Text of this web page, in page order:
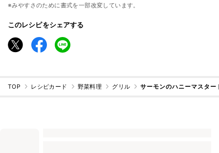
※みやすさのために書式を一部改変しています。
このレシピをシェアする
TOP レシピカード 野菜料理 グリル サーモンのハニーマスター